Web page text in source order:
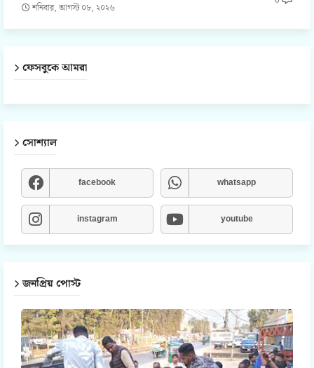
শনিবার, আগস্ট ০৮, ২০২৬
ফেসবুকে আমরা
সোশ্যাল
facebook whatsapp
instagram youtube
জনপ্রিয় পোস্ট